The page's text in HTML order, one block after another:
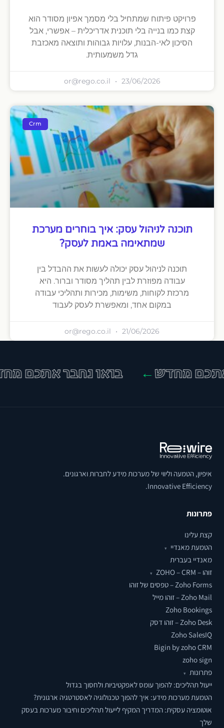
פרויקט פיתוח שמתחיל בלי מסמך אפיון מסודר הוא
קצת כמו בנייה בלי תוכנית אדריכלית – אפשרי, אבל
הסיכון לאי-הבנות, עלויות גבוהות ותוצאה מאכזבת
גדל משמעותית.
or@rego.co.il 23/06/2026
Crm
תוכנה לניהול עסק: איך בוחרים מערכת
שמתאימה באמת לעסק?
תוכנה לניהול עסק יכולה לעשות את ההבדל בין
עבודה מפוזרת לבין תהליך מסודר וברור. היא
מרכזת לקוחות, משימות, מכירות ותהליכי עבודה
במקום אחד, ומאפשרת לעסק לעבוד
or@rego.co.il 21/06/2026
מחדש← בואו נחבר אתכם
איפיון, הטמעה וליווי של מערכות מידע לחברות וארגונים.
Innovative Efficiency.
פתרונות
קצת עלינו
הטמעת מאנדיי
▾
מאנדיי בעברית
זוהו – ZOHO – CRM
▾
Zoho Forms – טפסים של זוהו
Zoho Mail – זוהו מייל
Zoho Bookings
Zoho Desk – זוהו דסק
Zoho SalesIQ
Bigin by zoho CRM
zoho sign
פתרונות
▾
ייעול תהליכים: להפוך עומס לאפקטיביות ולחסוך בגדול
הטמעת מערכות מידע: איך להפוך טכנולוגיה לאסטרטגיה ארגונית?
אוטומציה עסקית: המדריך המקיף לייעול תהליכים וחיבור מערכות בעסק
שלך